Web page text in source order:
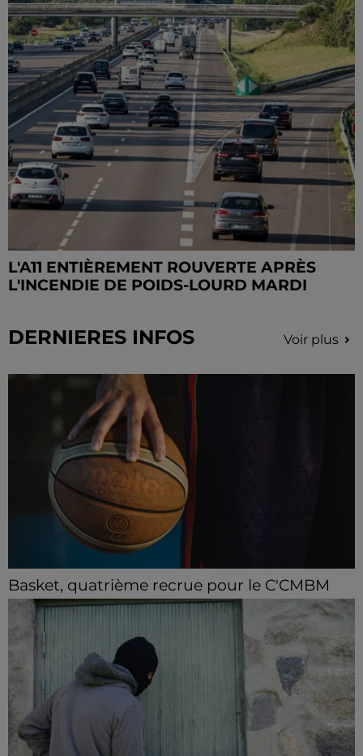
L'A11 ENTIÈREMENT ROUVERTE APRÈS
L'INCENDIE DE POIDS-LOURD MARDI
DERNIERES INFOS Voir plus
Basket, quatrième recrue pour le C'CMBM
Le club chartrain annonce l'arrivée de Jonathan
Mkamba en provenance de Pau.